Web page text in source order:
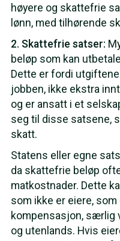
høyere og skattefrie
lønn, med tilhørende
2. Skattefrie satser:
beløp som kan
Dette er fordi
jobben, ikke ekstra
og er ansatt i et
seg til disse satsene,
skatt.
Statens eller egne
da skattefrie beløp
matkostnader. Dette
som ikke er eiere,
kompensasjon, særlig
og utenlands. Hvis